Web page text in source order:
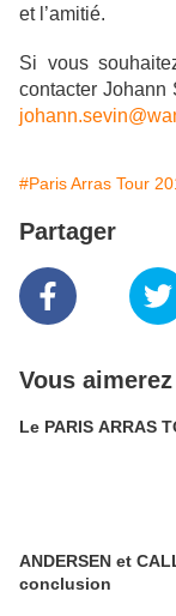
et l’amitié.
Si vous
contacter Johann
#Paris Arras Tour
Partager
Vous
Le PARIS ARRAS
ANDERSEN et
conclusion